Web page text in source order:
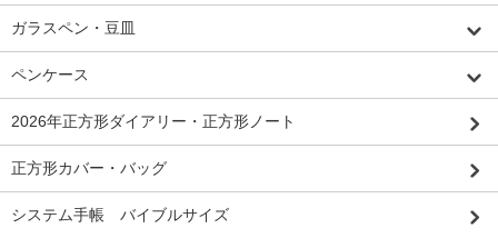
ガラスペン・豆皿
ペンケース
2026年正方形ダイアリー・正方形ノート
正方形カバー・バッグ
システム手帳 バイブルサイズ